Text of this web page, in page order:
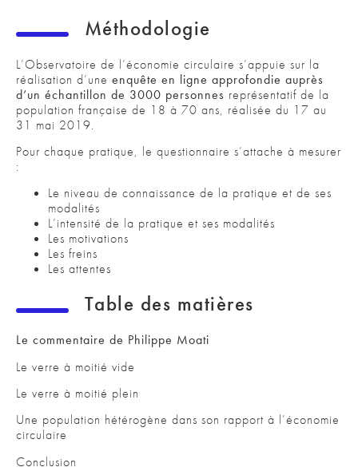
Méthodologie
L’Observatoire de l’économie circulaire s’appuie sur la
réalisation d’une enquête en ligne approfondie auprès
d’un échantillon de 3000 personnes représentatif de la
population française de 18 à 70 ans, réalisée du 17 au
31 mai 2019.
Pour chaque pratique, le questionnaire s’attache à mesurer
:
Le niveau de connaissance de la pratique et de ses
modalités
L’intensité de la pratique et ses modalités
Les motivations
Les freins
Les attentes
Table des matières
Le commentaire de Philippe Moati
Le verre à moitié vide
Le verre à moitié plein
Une population hétérogène dans son rapport à l’économie
circulaire
Conclusion